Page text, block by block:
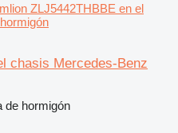
ZLJ5442THBBE en el
chasis Mercedes-Benz
de hormigón